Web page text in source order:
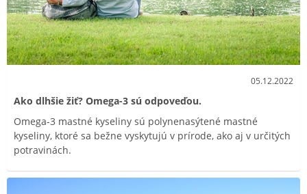
05.12.2022
Ako dlhšie žiť? Omega-3 sú odpoveďou.
Omega-3 mastné kyseliny sú polynenasýtené mastné
kyseliny, ktoré sa bežne vyskytujú v prírode, ako aj v určitých
potravinách.